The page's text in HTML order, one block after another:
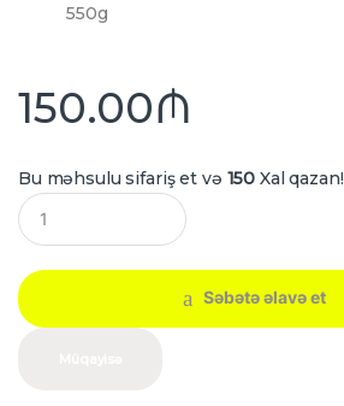
550g
150.00₼
Bu məhsulu sifariş et və 150 Xal qazan!
Q
u
t
i
Səbətə əlavə et